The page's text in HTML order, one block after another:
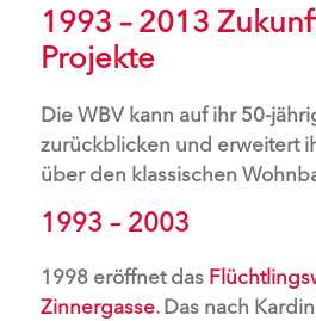
1993 – 2013
Projekte
Die WBV kann auf ihr 50-
zurückblicken und erweitert
über den klassischen
1993 – 2003
1998 eröffnet das
Zinnergasse. Das nach